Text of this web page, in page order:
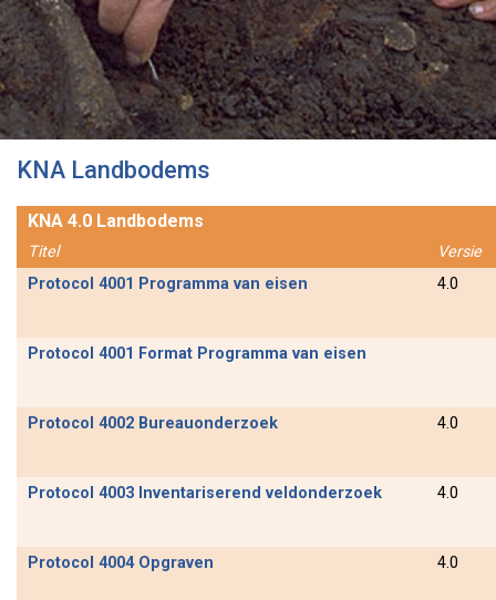
KNA Landbodems
KNA 4.0 Landbodems
Titel
Versie
Protocol 4001 Programma van eisen
4.0
Protocol 4001 Format Programma van eisen
Protocol 4002 Bureauonderzoek 4.0
Protocol 4003 Inventariserend veldonderzoek 4.0
Protocol 4004 Opgraven 4.0